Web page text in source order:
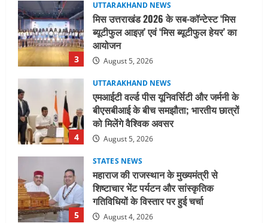
4
UTTARAKHAND NEWS
एमआईटी वर्ल्ड पीस यूनिवर्सिटी और जर्मनी के
बीएसबीआई के बीच समझौता; भारतीय छात्रों
को मिलेंगे वैश्विक अवसर
August 5, 2026
5
STATES NEWS
महाराज की राजस्थान के मुख्यमंत्री से
शिष्टाचार भेंट पर्यटन और सांस्कृतिक
गतिविधियों के विस्तार पर हुई चर्चा
August 4, 2026
1
UTTARAKHAND NEWS
जिलाधिकारी/जिला निर्वाचन अधिकारी ने
सहसपुर विधानसभा क्षेत्र के पोलिंग बूथों का
निरीक्षण कर एसआईआर आपत्ति निस्तारण
शिविर की व्यवस्थाओं का लिया जायजा